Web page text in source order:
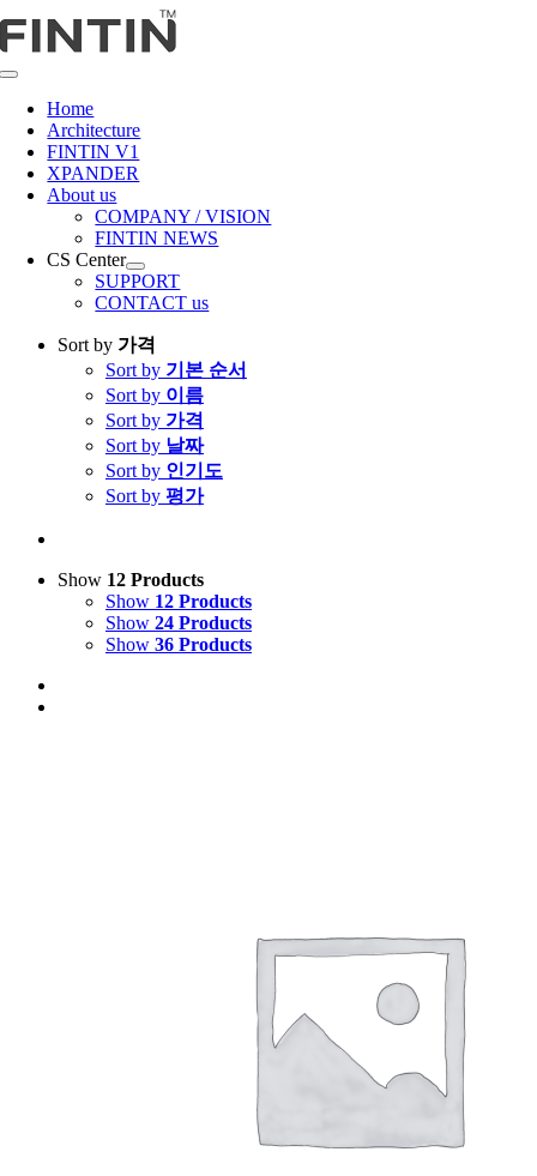
콘
텐
츠
Toggle
NavigationHome
Architecture
FINTIN V1
XPANDER
About us
COMPANY / VISION
FINTIN NEWS
CS Center
SUPPORT
CONTACT us
Sort by 가격
Sort by 기본 순서
Sort by 이름
Sort by 가격
Sort by 날짜
Sort by 인기도
Sort by 평가
Show 12 Products
Show 12 Products
Show 24 Products
Show 36 Products